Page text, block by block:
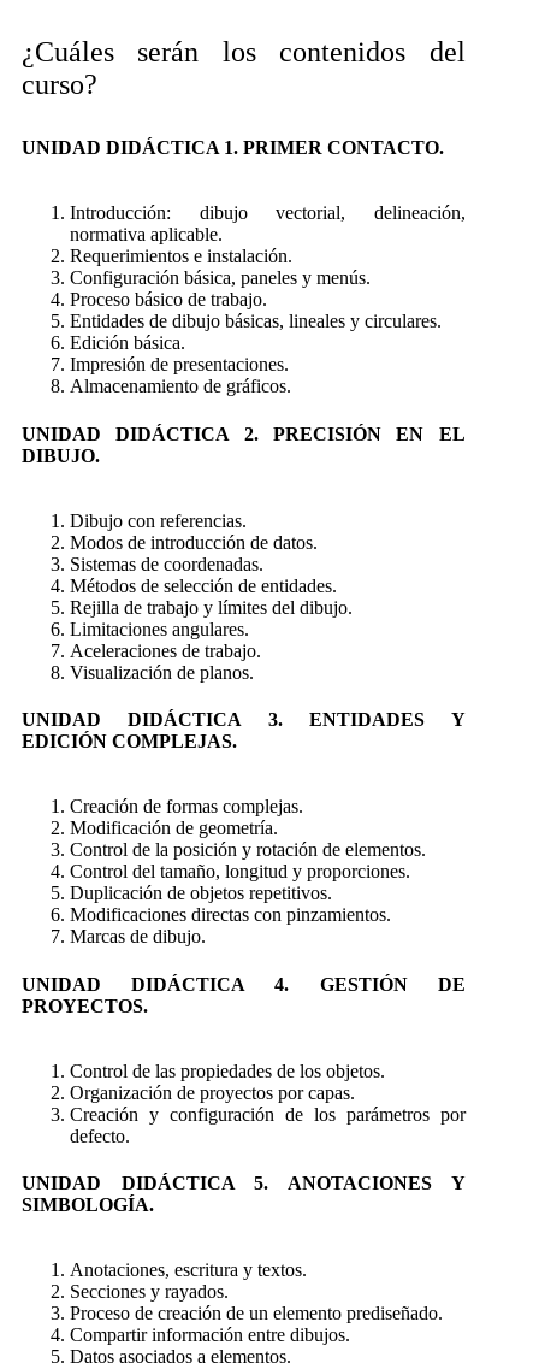
¿Cuáles serán los contenidos del
curso?
UNIDAD DIDÁCTICA 1. PRIMER CONTACTO.
Introducción: dibujo vectorial, delineación,
normativa aplicable.
Requerimientos e instalación.
Configuración básica, paneles y menús.
Proceso básico de trabajo.
Entidades de dibujo básicas, lineales y circulares.
Edición básica.
Impresión de presentaciones.
Almacenamiento de gráficos.
UNIDAD DIDÁCTICA 2. PRECISIÓN EN EL
DIBUJO.
Dibujo con referencias.
Modos de introducción de datos.
Sistemas de coordenadas.
Métodos de selección de entidades.
Rejilla de trabajo y límites del dibujo.
Limitaciones angulares.
Aceleraciones de trabajo.
Visualización de planos.
UNIDAD DIDÁCTICA 3. ENTIDADES Y
EDICIÓN COMPLEJAS.
Creación de formas complejas.
Modificación de geometría.
Control de la posición y rotación de elementos.
Control del tamaño, longitud y proporciones.
Duplicación de objetos repetitivos.
Modificaciones directas con pinzamientos.
Marcas de dibujo.
UNIDAD DIDÁCTICA 4. GESTIÓN DE
PROYECTOS.
Control de las propiedades de los objetos.
Organización de proyectos por capas.
Creación y configuración de los parámetros por
defecto.
UNIDAD DIDÁCTICA 5. ANOTACIONES Y
SIMBOLOGÍA.
Anotaciones, escritura y textos.
Secciones y rayados.
Proceso de creación de un elemento prediseñado.
Compartir información entre dibujos.
Datos asociados a elementos.